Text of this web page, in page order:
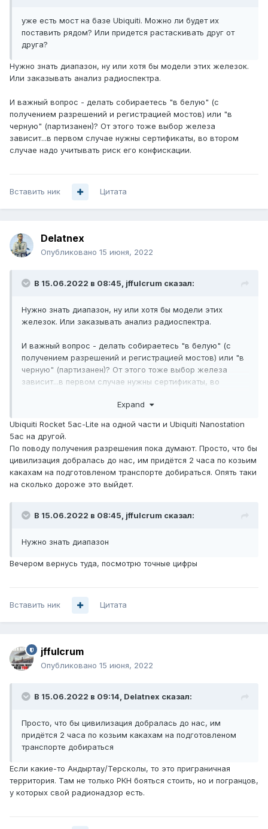
уже есть мост на базе Ubiquiti. Можно ли будет их
поставить рядом? Или придется растаскивать друг от
друга?
Нужно знать диапазон, ну или хотя бы модели этих железок.
Или заказывать анализ радиоспектра.
И важный вопрос - делать собираетесь "в белую" (с
получением разрешений и регистрацией мостов) или "в
черную" (партизанен)? От этого тоже выбор железа
зависит...в первом случае нужны сертификаты, во втором
случае надо учитывать риск его конфискации.
Вставить ник Цитата
Delatnex
Опубликовано 15 июня, 2022
В 15.06.2022 в 08:45, jffulcrum сказал:
Нужно знать диапазон, ну или хотя бы модели этих
железок. Или заказывать анализ радиоспектра.
И важный вопрос - делать собираетесь "в белую" (с
получением разрешений и регистрацией мостов) или "в
черную" (партизанен)? От этого тоже выбор железа
зависит...в первом случае нужны сертификаты, во
Expand
Ubiquiti Rocket 5ac-Lite на одной части и Ubiquiti Nanostation
5ac на другой.
По поводу получения разрешения пока думают. Просто, что бы
цивилизация добралась до нас, им придётся 2 часа по козьим
какахам на подготовленом транспорте добираться. Опять таки
на сколько дороже это выйдет.
В 15.06.2022 в 08:45, jffulcrum сказал:
Нужно знать диапазон
Вечером вернусь туда, посмотрю точные цифры
Вставить ник Цитата
jffulcrum
Опубликовано 15 июня, 2022
В 15.06.2022 в 09:14, Delatnex сказал:
Просто, что бы цивилизация добралась до нас, им
придётся 2 часа по козьим какахам на подготовленом
транспорте добираться
Если какие-то Андыртау/Терсколы, то это приграничная
территория. Там не только РКН бояться стоить, но и погранцов,
у которых свой радионадзор есть.